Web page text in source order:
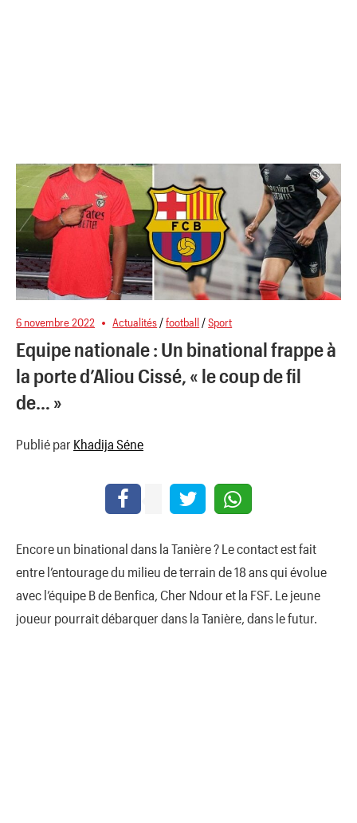
6 novembre 2022 Actualités /football /Sport
Equipe nationale : Un binational frappe à
la porte d’Aliou Cissé, « le coup de fil
de… »
Publié par Khadija Séne
Encore un binational dans la Tanière ? Le contact est fait
entre l’entourage du milieu de terrain de 18 ans qui évolue
avec l’équipe B de Benfica, Cher Ndour et la FSF. Le jeune
joueur pourrait débarquer dans la Tanière, dans le futur.